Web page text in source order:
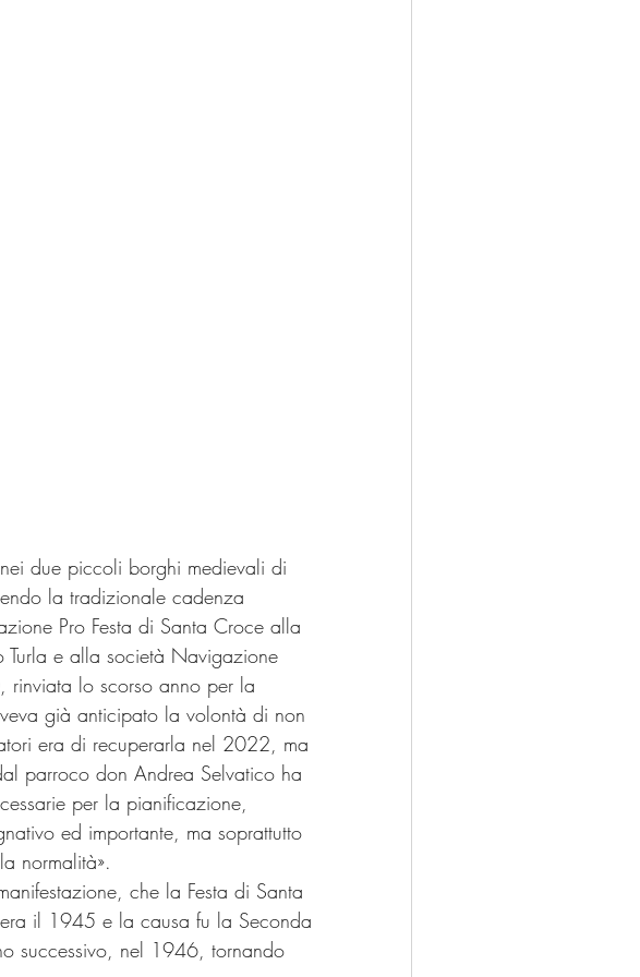
due piccoli borghi medievali di
la tradizionale cadenza
Pro Festa di Santa Croce alla
e alla società Navigazione
rinviata lo scorso anno per la
già anticipato la volontà di non
era di recuperarla nel 2022, ma
parroco don Andrea Selvatico ha
per la pianificazione,
ed importante, ma soprattutto
normalità».
che la Festa di Santa
il 1945 e la causa fu la Seconda
successivo, nel 1946, tornando